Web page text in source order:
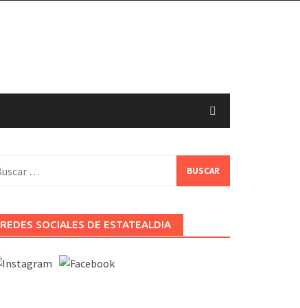
REDES SOCIALES DE ESTATEALDIA